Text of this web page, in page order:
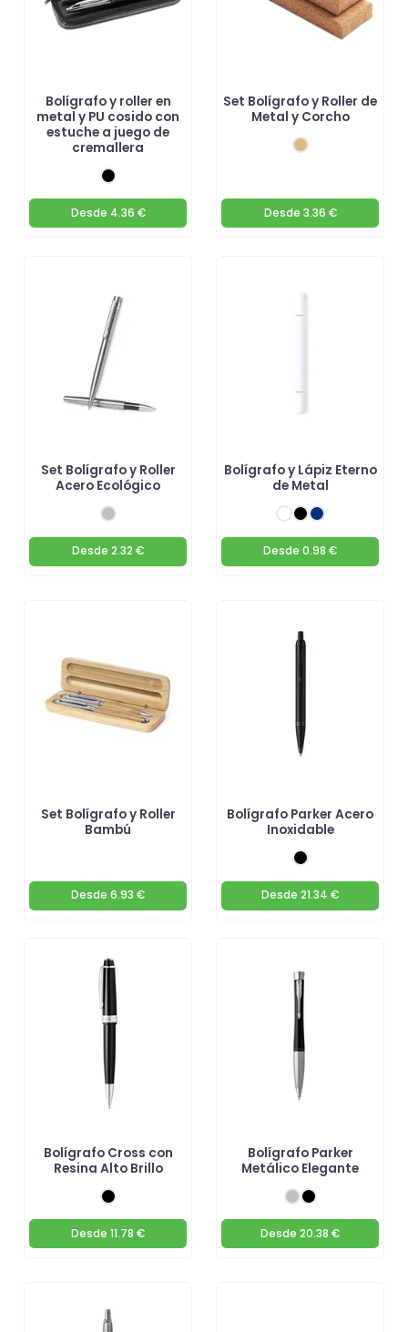
Bolígrafo y roller en
metal y PU cosido con
estuche a juego de
cremallera
Desde 4.36 €
Set Bolígrafo y Roller de
Metal y Corcho
Desde 3.36 €
Set Bolígrafo y Roller
Acero Ecológico
Desde 2.32 €
Bolígrafo y Lápiz Eterno
de Metal
Desde 0.98 €
Set Bolígrafo y Roller
Bambú
Desde 6.93 €
Bolígrafo Parker Acero
Inoxidable
Desde 21.34 €
Bolígrafo Cross con
Resina Alto Brillo
Desde 11.78 €
Bolígrafo Parker
Metálico Elegante
Desde 20.38 €